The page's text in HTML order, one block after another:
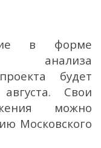
в форме
анализа
будет
Свои
можно
Московского